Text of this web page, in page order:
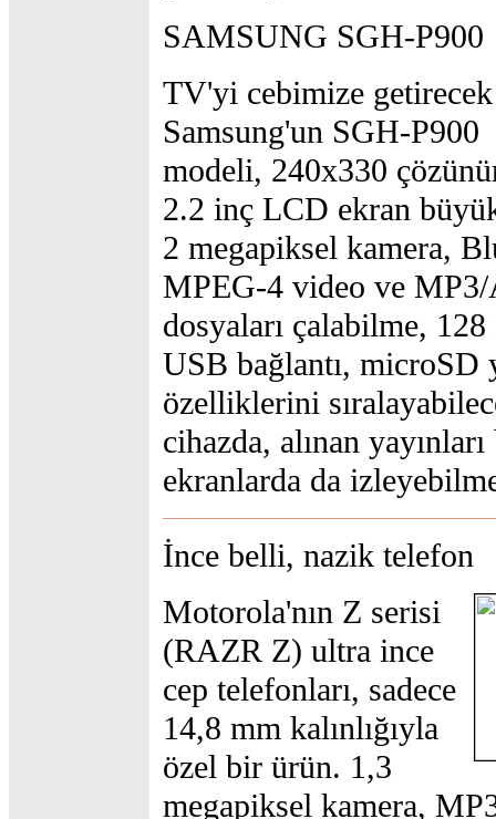
SAMSUNG SGH-P900
TV'yi cebimize getirecek
Samsung'un SGH-P900
modeli, 240x330
2.2 inç LCD ekran
2 megapiksel kamera,
MPEG-4 video ve
dosyaları çalabilme,
USB bağlantı, microSD
özelliklerini
cihazda, alınan yayınları
ekranlarda da
İnce belli, nazik telefon
Motorola'nın Z serisi
(RAZR Z) ultra ince
cep telefonları, sadece
14,8 mm kalınlığıyla
özel bir ürün. 1,3
megapiksel kamera,